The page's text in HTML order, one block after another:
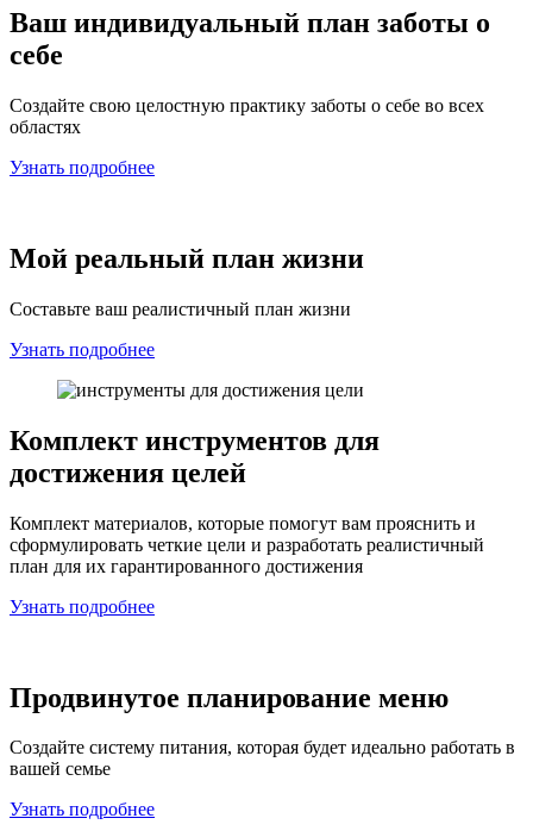
Ваш индивидуальный план заботы о
себе
Создайте свою целостную практику заботы о себе во всех
областях
Узнать подробнее
Мой реальный план жизни
Составьте ваш реалистичный план жизни
Узнать подробнее
Комплект инструментов для
достижения целей
Комплект материалов, которые помогут вам прояснить и
сформулировать четкие цели и разработать реалистичный
план для их гарантированного достижения
Узнать подробнее
Продвинутое планирование меню
Создайте систему питания, которая будет идеально работать в
вашей семье
Узнать подробнее